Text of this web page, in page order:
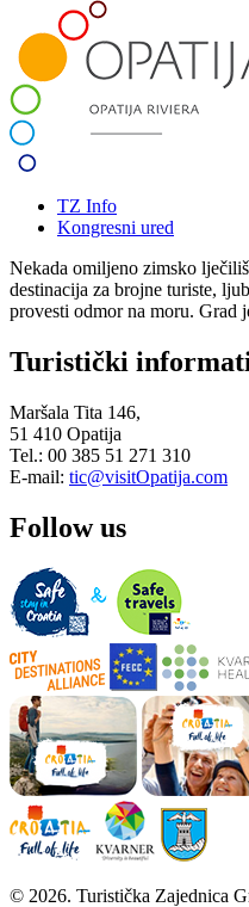
TZ Info
Kongresni ured
Nekada omiljeno zimsko
destinacija za brojne turiste,
provesti odmor na moru. Grad
Turistički
Maršala Tita 146,
51 410 Opatija
Tel.: 00 385 51 271 310
E-mail: tic@visitOpatija.com
Follow us
© 2026. Turistička Zajednica